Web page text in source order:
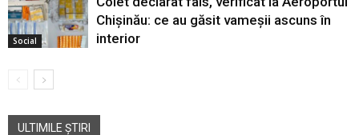
Social
Chișinău: ce au găsit vameșii ascuns în
interior
ULTIMILE ȘTIRI